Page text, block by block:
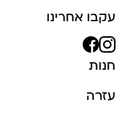
עקבו אחרינו
חנות
עזרה